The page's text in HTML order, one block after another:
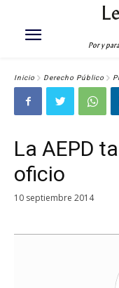
Por y
Inicio Derecho Público
La AEPD
oficio
10 septiembre 2014